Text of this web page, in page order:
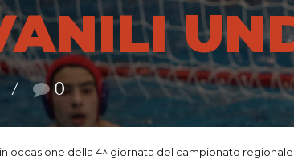
0
occasione della 4^ giornata del campionato